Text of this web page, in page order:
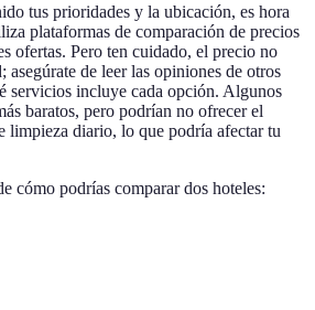
tus prioridades y la ubicación, es hora
plataformas de comparación de precios
ofertas. Pero ten cuidado, el precio no
asegúrate de leer las opiniones de otros
servicios incluye cada opción. Algunos
baratos, pero podrían no ofrecer el
limpieza diario, lo que podría afectar tu
cómo podrías comparar dos hoteles: